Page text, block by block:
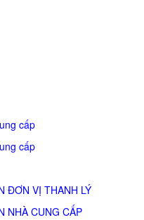
cấp
cấp
ĐƠN VỊ THANH LÝ
NHÀ CUNG CẤP